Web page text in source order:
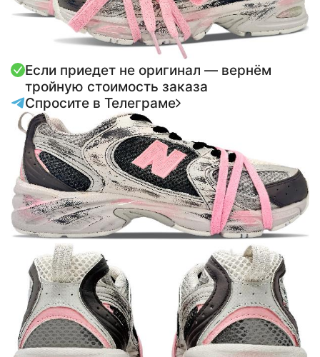
Если приедет не оригинал — вернём
тройную стоимость заказа
Спросите в Телеграме